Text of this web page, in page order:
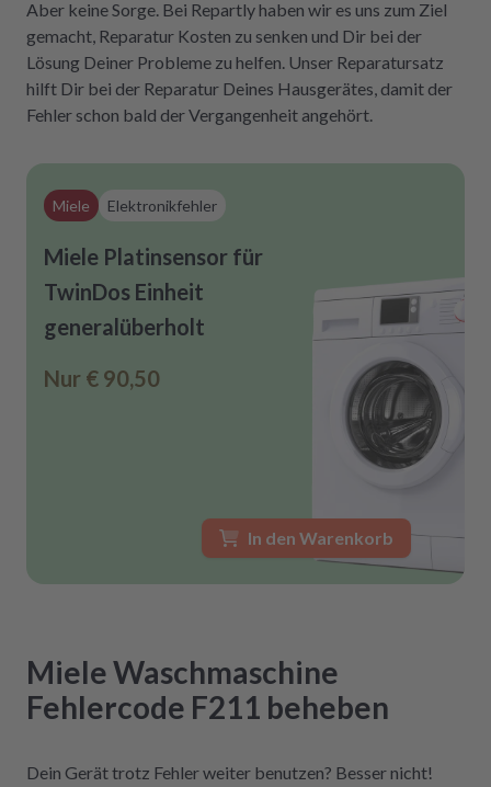
Aber keine Sorge. Bei Repartly haben wir es uns zum Ziel
gemacht, Reparatur Kosten zu senken und Dir bei der
Lösung Deiner Probleme zu helfen. Unser Reparatursatz
hilft Dir bei der Reparatur Deines Hausgerätes, damit der
Fehler schon bald der Vergangenheit angehört.
Miele Elektronikfehler
Miele Platinsensor für
TwinDos Einheit
generalüberholt
Nur € 90,50
In den Warenkorb
MieleWaschmaschine
Fehlercode F211 beheben
Dein Gerät trotz Fehler weiter benutzen? Besser nicht!